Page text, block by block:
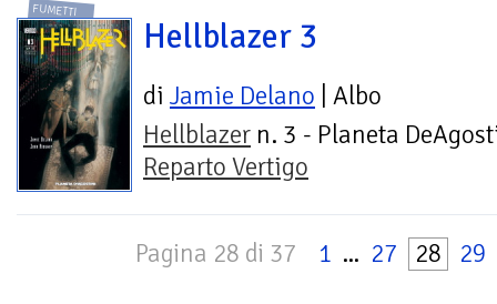
FUMETTI
Hellblazer 3
di Jamie Delano | Albo
Hellblazer n. 3 - Planeta
Reparto Vertigo
Pagina 28 di 37 1 ... 27 28 29